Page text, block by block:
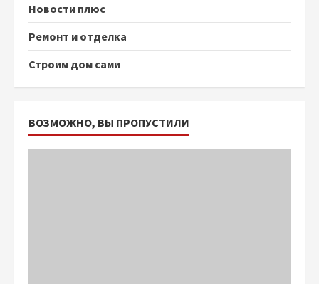
Новости плюс
Ремонт и отделка
Строим дом сами
ВОЗМОЖНО, ВЫ ПРОПУСТИЛИ